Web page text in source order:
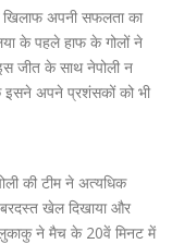
खिलाफ अपनी सफलता का
के पहले हाफ के गोलों ने
जीत के साथ नेपोली न
इसने अपने प्रशंसकों को भी
की टीम ने अत्यधिक
खेल दिखाया और
लुकाकु ने मैच के 20वें मिनट में